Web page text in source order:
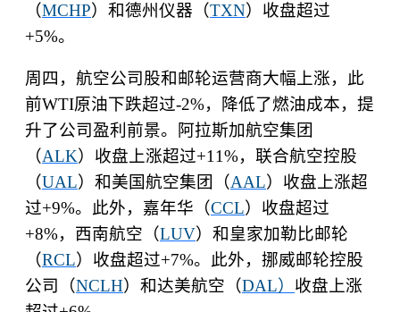
（MCHP）和德州仪器（TXN）收盘超过
+5%。
周四，航空公司股和邮轮运营商大幅上涨，此
前WTI原油下跌超过-2%，降低了燃油成本，提
升了公司盈利前景。阿拉斯加航空集团
（ALK）收盘上涨超过+11%，联合航空控股
（UAL）和美国航空集团（AAL）收盘上涨超
过+9%。此外，嘉年华（CCL）收盘超过
+8%，西南航空（LUV）和皇家加勒比邮轮
（RCL）收盘超过+7%。此外，挪威邮轮控股
公司（NCLH）和达美航空（DAL） 收盘上涨